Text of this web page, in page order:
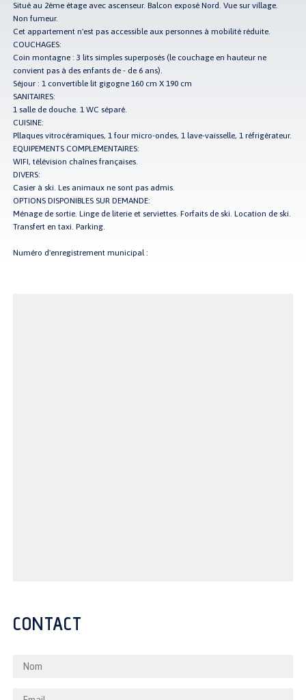
Situé au 2ème étage avec ascenseur. Balcon exposé Nord. Vue sur village.
Non fumeur.
Cet appartement n'est pas accessible aux personnes à mobilité réduite.
COUCHAGES:
Coin montagne : 3 lits simples superposés (le couchage en hauteur ne
convient pas à des enfants de - de 6 ans).
Séjour : 1 convertible lit gigogne 160 cm X 190 cm
SANITAIRES:
1 salle de douche. 1 WC séparé.
CUISINE:
Pllaques vitrocéramiques, 1 four micro-ondes, 1 lave-vaisselle, 1 réfrigérateur.
EQUIPEMENTS COMPLEMENTAIRES:
WIFI, télévision chaînes françaises.
DIVERS:
Casier à ski. Les animaux ne sont pas admis.
OPTIONS DISPONIBLES SUR DEMANDE:
Ménage de sortie. Linge de literie et serviettes. Forfaits de ski. Location de ski.
Transfert en taxi. Parking.
Numéro d'enregistrement municipal :
CONTACT